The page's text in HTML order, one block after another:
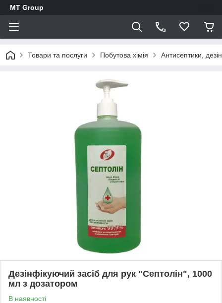
MT Group
Товари та послуги Побутова хімія Антисептики,
Дезінфікуючий засіб для рук "Септолін", 1000
мл з дозатором
В наявності